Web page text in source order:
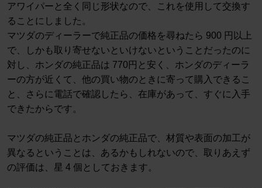
アワイパーと全く同じ形状なので、これを使用して交換す
ることにしました。
マツダのディーラーで純正品の価格を尋ねたら 900 円以上
で、しかも取り寄せないといけないということだったのに
対し、ホンダの純正品は 770円と安く、ホンダのディーラ
ーの方が近くて、他の買い物のときに寄って購入できるこ
と、さらに電話で確認したら、在庫があって、すぐに入手
できたからです。
マツダの純正品とホンダの純正品で、材質や表面の加工が
異なるということは、あるかもしれないので、取りあえず
の評価は、星 4 個としておきます。